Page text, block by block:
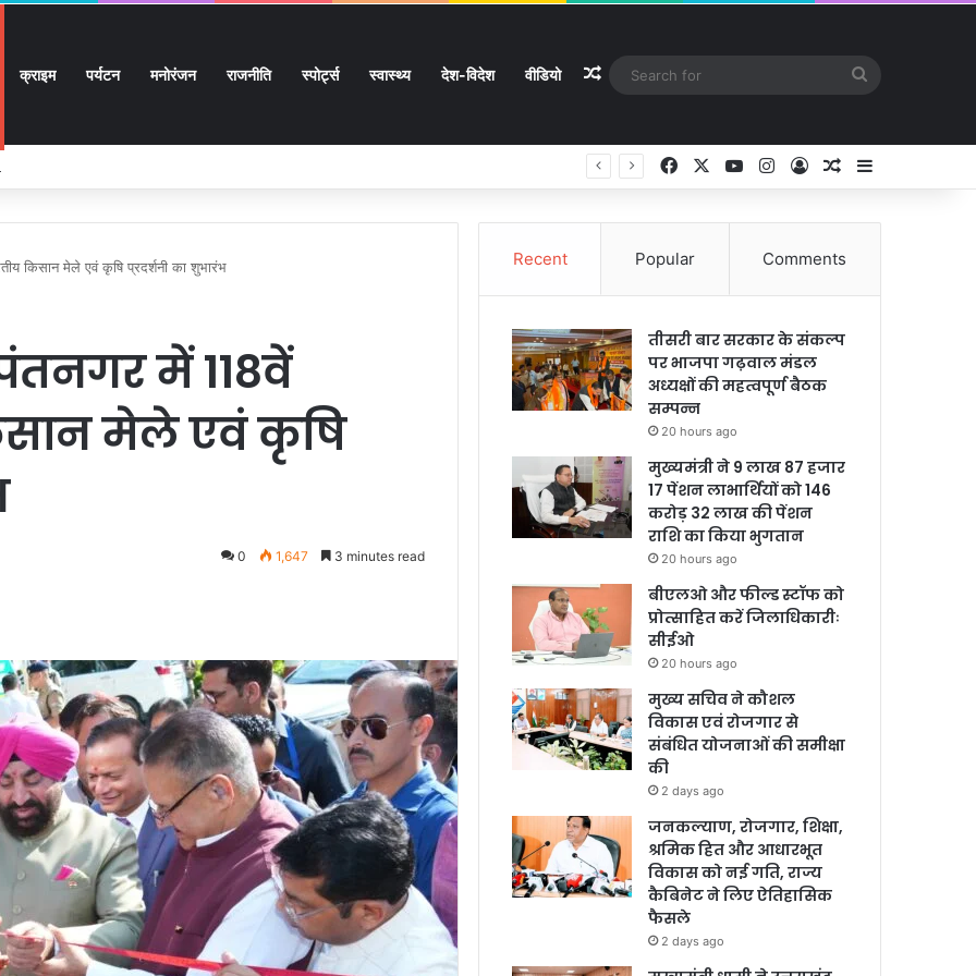
क्राइम पर्यटन मनोरंजन राजनीति स्पोर्ट्स स्वास्थ्य देश-विदेश वीडियो Random Article
87 हजार 17 पेंशन लाभार्थियों को 146 करोड़ 32 लाख की पेंशन राशि का किया भुगतान Facebook YouTubeInstagram
Log InRandom Article
किसान मेले एवं कृषि प्रदर्शनी का शुभारंभ
में 118वें
मेले एवं कृषि
0 1,647 3 minutes read
Recent Popular Comments
तीसरी बार सरकार के संकल्प
पर भाजपा गढ़वाल मंडल
अध्यक्षों की महत्वपूर्ण बैठक
सम्पन्न
20 hours ago
मुख्यमंत्री ने 9 लाख 87 हजार
17 पेंशन लाभार्थियों को 146
करोड़ 32 लाख की पेंशन
राशि का किया भुगतान
20 hours ago
बीएलओ और फील्ड स्टॉफ को
प्रोत्साहित करें जिलाधिकारीः
सीईओ
20 hours ago
मुख्य सचिव ने कौशल
विकास एवं रोजगार से
संबंधित योजनाओं की समीक्षा
की
2 days ago
जनकल्याण, रोजगार, शिक्षा,
श्रमिक हित और आधारभूत
विकास को नई गति, राज्य
कैबिनेट ने लिए ऐतिहासिक
फैसले
2 days ago